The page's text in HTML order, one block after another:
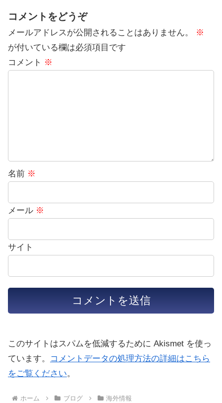
コメントをどうぞ
メールアドレスが公開されることはありません。
※
が付いている欄は必須項目です
コメント ※
名前 ※
メール ※
サイト
このサイトはスパムを低減するために Akismet を使っ
ています。
コメントデータの処理方法の詳細はこちら
をご覧ください。
ホーム ブログ 海外情報